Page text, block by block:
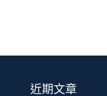
近期文章